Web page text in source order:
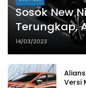
Sosok New
Terungkap,
14/03/2023
Versi